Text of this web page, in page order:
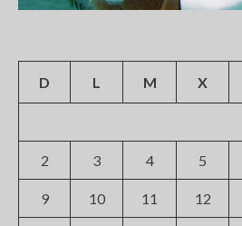
D L M X
2 3 4 5
9 10 11 12